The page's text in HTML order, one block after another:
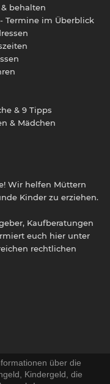
behalten
- Termine im Überblick
& 9 Tipps
& Mädchen
Wir helfen Müttern
Kinder zu erziehen.
Kaufberatungen
euch hier unter
rechtlichen
über die
Kindergeld, die